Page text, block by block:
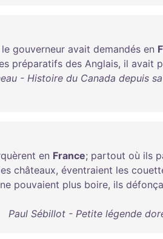
le gouverneur avait demandés en
préparatifs des Anglais, il avait
- Histoire du Canada depuis
en France; partout où ils
châteaux, éventraient les
ne pouvaient plus boire, ils
Paul Sébillot - Petite légende